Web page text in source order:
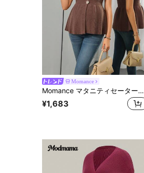
Momance
Momance マタニティセーターベスト、フィット感のあるVネック、メタルボタンデザイン、無地ニット、カジュアルな日常着、多用途なアウターウェア
¥1,683